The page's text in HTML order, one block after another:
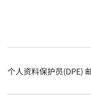
个人资料保护员(DPE)